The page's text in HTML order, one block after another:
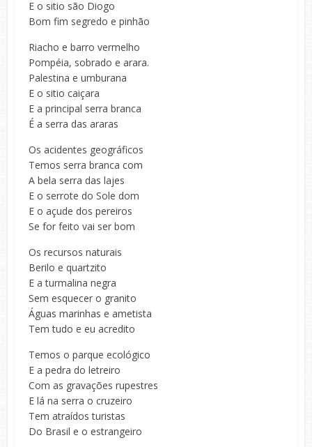
E o sitio são Diogo
Bom fim segredo e pinhão
Riacho e barro vermelho
Pompéia, sobrado e arara.
Palestina e umburana
E o sitio caiçara
E a principal serra branca
É a serra das araras
Os acidentes geográficos
Temos serra branca com
A bela serra das lajes
E o serrote do Sole dom
E o açude dos pereiros
Se for feito vai ser bom
Os recursos naturais
Berilo e quartzito
E a turmalina negra
Sem esquecer o granito
Águas marinhas e ametista
Tem tudo e eu acredito
Temos o parque ecológico
E a pedra do letreiro
Com as gravações rupestres
E lá na serra o cruzeiro
Tem atraídos turistas
Do Brasil e o estrangeiro